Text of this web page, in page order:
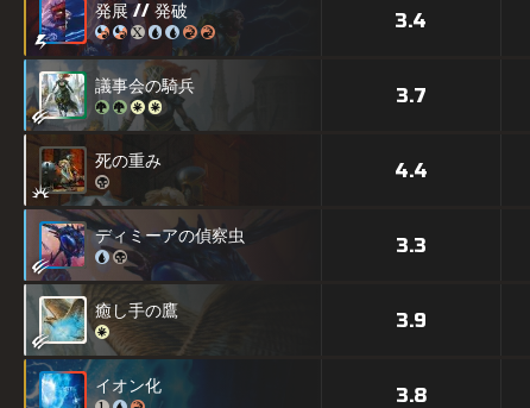
発展 // 発破 3.4
議事会の騎兵 3.7
死の重み 4.4
ディミーアの偵察虫 3.3
癒し手の鷹 3.9
イオン化 3.8